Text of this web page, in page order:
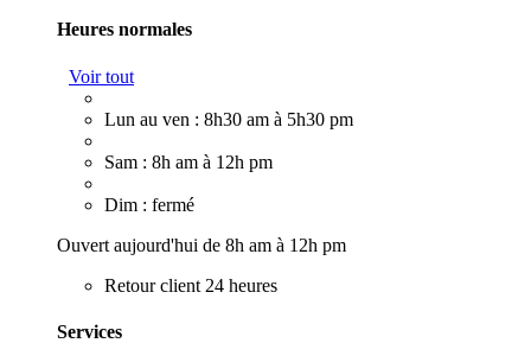
Heures normales
Voir tout
Lun au ven : 8h30 am à 5h30 pm
Sam : 8h am à 12h pm
Dim : fermé
Ouvert aujourd'hui de 8h am à 12h pm
Retour client 24 heures
Services